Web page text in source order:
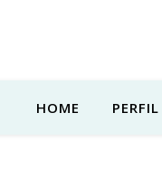
HOME PERFIL